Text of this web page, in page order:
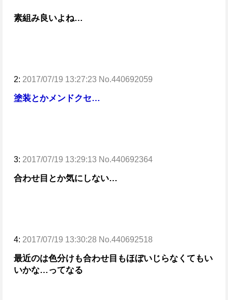
素組み良いよね…
2: 2017/07/19 13:27:23 No.440692059
塗装とかメンドクセ…
3: 2017/07/19 13:29:13 No.440692364
合わせ目とか気にしない…
4: 2017/07/19 13:30:28 No.440692518
最近のは色分けも合わせ目もほぼいじらなくてもい
いかな…ってなる